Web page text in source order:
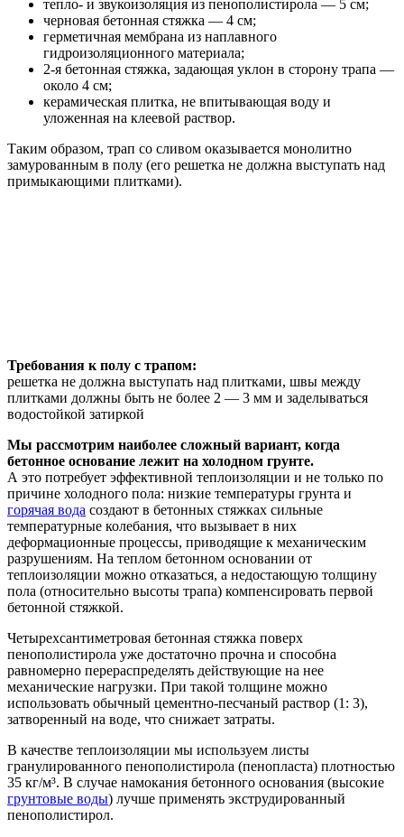
тепло- и звукоизоляция из пенополистирола — 5 см;
черновая бетонная стяжка — 4 см;
герметичная мембрана из наплавного
гидроизоляционного материала;
2-я бетонная стяжка, задающая уклон в сторону трапа —
около 4 см;
керамическая плитка, не впитывающая воду и
уложенная на клеевой раствор.
Таким образом, трап со сливом оказывается монолитно
замурованным в полу (его решетка не должна выступать над
примыкающими плитками).
Требования к полу с трапом:
решетка не должна выступать над плитками, швы между
плитками должны быть не более 2 — 3 мм и заделываться
водостойкой затиркой
Мы рассмотрим наиболее сложный вариант, когда
бетонное основание лежит на холодном грунте.
А это потребует эффективной теплоизоляции и не только по
причине холодного пола: низкие температуры грунта и
горячая вода создают в бетонных стяжках сильные
температурные колебания, что вызывает в них
деформационные процессы, приводящие к механическим
разрушениям. На теплом бетонном основании от
теплоизоляции можно отказаться, а недостающую толщину
пола (относительно высоты трапа) компенсировать первой
бетонной стяжкой.
Четырехсантиметровая бетонная стяжка поверх
пенополистирола уже достаточно прочна и способна
равномерно перераспределять действующие на нее
механические нагрузки. При такой толщине можно
использовать обычный цементно-песчаный раствор (1: 3),
затворенный на воде, что снижает затраты.
В качестве теплоизоляции мы используем листы
гранулированного пенополистирола (пенопласта) плотностью
35 кг/м³. В случае намокания бетонного основания (высокие
грунтовые воды) лучше применять экструдированный
пенополистирол.